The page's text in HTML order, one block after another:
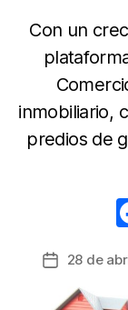
Con un
inmobiliario,
predios de
Fecha
la
28 de